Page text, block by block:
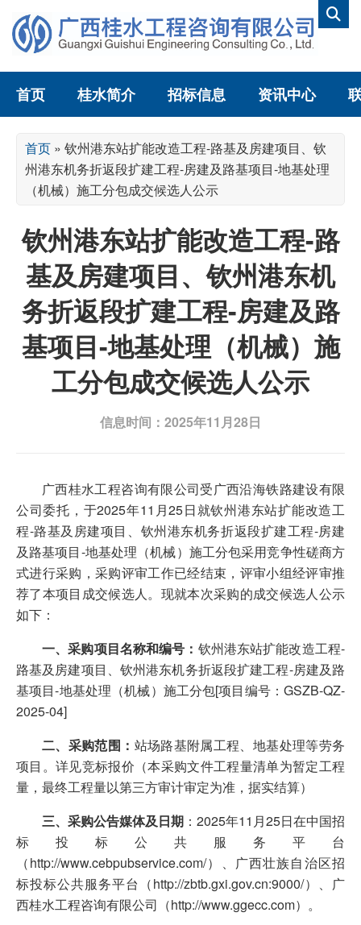
首页 桂水简介 招标信息 资讯中心
首页 » 钦州港东站扩能改造工程-路基及房建项目、钦
州港东机务折返段扩建工程-房建及路基项目-地基处理
（机械）施工分包成交候选人公示
钦州港东站扩能改造工程-路
基及房建项目、钦州港东机
务折返段扩建工程-房建及路
基项目-地基处理（机械）施
工分包成交候选人公示
信息时间：2025年11月28日
广西桂水工程咨询有限公司受广西沿海铁路建设有限
公司委托，于2025年11月25日就钦州港东站扩能改造工
程-路基及房建项目、钦州港东机务折返段扩建工程-房建
及路基项目-地基处理（机械）施工分包采用竞争性磋商方
式进行采购，采购评审工作已经结束，评审小组经评审推
荐了本项目成交候选人。现就本次采购的成交候选人公示
如下：
一、采购项目名称和编号： 钦州港东站扩能改造工程-
路基及房建项目、钦州港东机务折返段扩建工程-房建及路
基项目-地基处理（机械）施工分包[项目编号：GSZB-QZ-
2025-04]
二、采购范围： 站场路基附属工程、地基处理等劳务
项目。详见竞标报价（本采购文件工程量清单为暂定工程
量，最终工程量以第三方审计审定为准，据实结算）
三、采购公告媒体及日期 ：2025年11月25日在中国招
标投标公共服务平台
（http://www.cebpubservice.com/）、广西壮族自治区招
标投标公共服务平台（http://zbtb.gxi.gov.cn:9000/）、广
西桂水工程咨询有限公司（http://www.ggecc.com）。